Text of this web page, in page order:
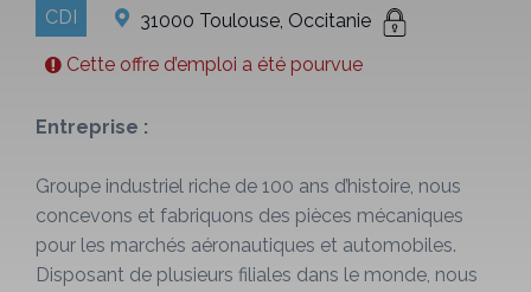
CDI
31000 Toulouse, Occitanie
Cette offre d’emploi a été pourvue
Entreprise :
Groupe industriel riche de 100 ans d’histoire, nous
concevons et fabriquons des pièces mécaniques
pour les marchés aéronautiques et automobiles.
Disposant de plusieurs filiales dans le monde, nous